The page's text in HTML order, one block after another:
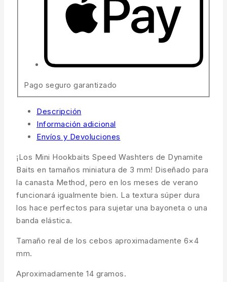
Pago seguro garantizado
Descripción
Información adicional
Envíos y Devoluciones
¡Los Mini Hookbaits Speed ​​​​Washters de Dynamite
Baits en tamaños miniatura de 3 mm! Diseñado para
la canasta Method, pero en los meses de verano
funcionará igualmente bien. La textura súper dura
los hace perfectos para sujetar una bayoneta o una
banda elástica.
Tamaño real de los cebos aproximadamente 6×4
mm.
Aproximadamente 14 gramos.